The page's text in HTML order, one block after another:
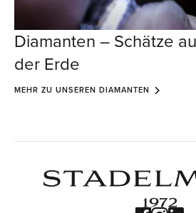
Diamanten – Schätze
der Erde
MEHR ZU UNSEREN DIAMANTEN